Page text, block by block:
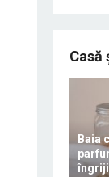
Casă
Baia